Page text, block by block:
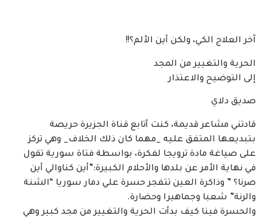
آخر العلاج الكي، ولكن أين الألم؟!!
الحرية والتغيير من المجد
إلى التوضيح والاعتذار
صديق دلاي
قادتني مشاعر قديمة، كنت أتابع قناة الجزيرة حريصة
بتبديعها المتفق عليه _مهما كان ذلك الخلاف_ وهي تركز
على صياغة مادة ترويجا لفكرة، بواسطة فتاة سورية تقول
في نهاية الأمر عن بلدها والأحلام الكبيرة:”أين كناوالي أين
صرنا؟ ” وذاكرة العين تتفجر حسرة علي دمار سوريا “الشنة
والرنة” شعبا وجماهيرا وحضارة.
والحسرة فينا كيف بدأت الحرية والتغيير من مجد كبير وهي